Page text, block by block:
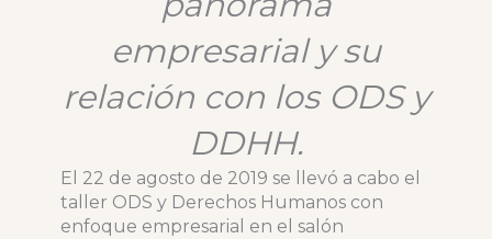
empresarial y su
relación con los ODS y
DDHH.
El 22 de agosto de 2019 se llevó a cabo el
taller ODS y Derechos Humanos con
enfoque empresarial en el salón